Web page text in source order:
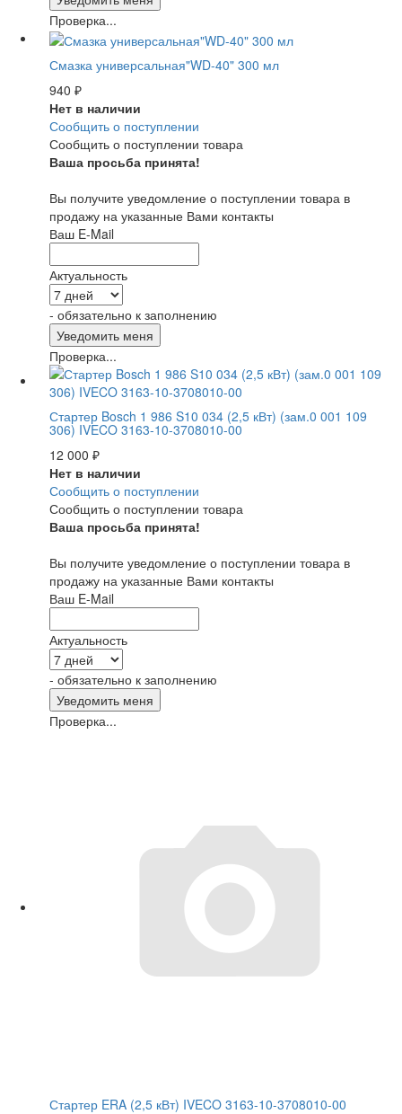
Проверка...
Смазка универсальная"WD-40" 300 мл
940 ₽
Нет в наличии
Сообщить о поступлении
Сообщить о поступлении товара
Ваша просьба принята!
Вы получите уведомление о поступлении товара в
продажу на указанные Вами контакты
Ваш E-Mail
Актуальность
- обязательно к заполнению
Проверка...
Стартер Bosch 1 986 S10 034 (2,5 кВт) (зам.0 001 109
306) IVECO 3163-10-3708010-00
12 000 ₽
Нет в наличии
Сообщить о поступлении
Сообщить о поступлении товара
Ваша просьба принята!
Вы получите уведомление о поступлении товара в
продажу на указанные Вами контакты
Ваш E-Mail
Актуальность
- обязательно к заполнению
Проверка...
Стартер ERA (2,5 кВт) IVECO 3163-10-3708010-00